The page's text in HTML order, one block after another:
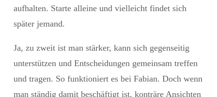
aufhalten. Starte alleine und vielleicht findet sich
später jemand.
Ja, zu zweit ist man stärker, kann sich gegenseitig
unterstützen und Entscheidungen gemeinsam treffen
und tragen. So funktioniert es bei Fabian. Doch wenn
man ständig damit beschäftigt ist, konträre Ansichten